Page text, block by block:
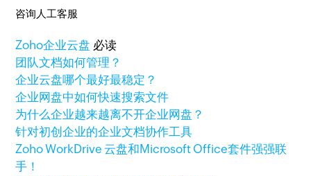
咨询人工客服
Zoho企业云盘 必读
团队文档如何管理？
企业云盘哪个最好最稳定？
企业网盘中如何快速搜索文件
为什么企业越来越离不开企业网盘？
针对初创企业的企业文档协作工具
Zoho WorkDrive 云盘和Microsoft Office套件强强联
手！